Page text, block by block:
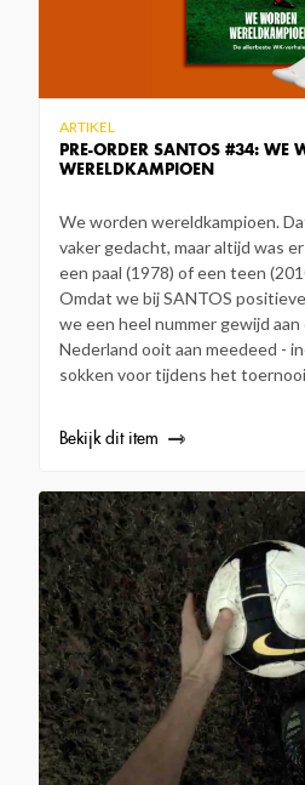
PRE-ORDER SANTOS #34: WE
WERELDKAMPIOEN
ARTIKEL
We worden wereldkampioen.
vaker gedacht, maar altijd was
een paal (1978) of een teen
Omdat we bij SANTOS
we een heel nummer gewijd
Nederland ooit aan meedeed -
sokken voor tijdens het
Bekijk dit item